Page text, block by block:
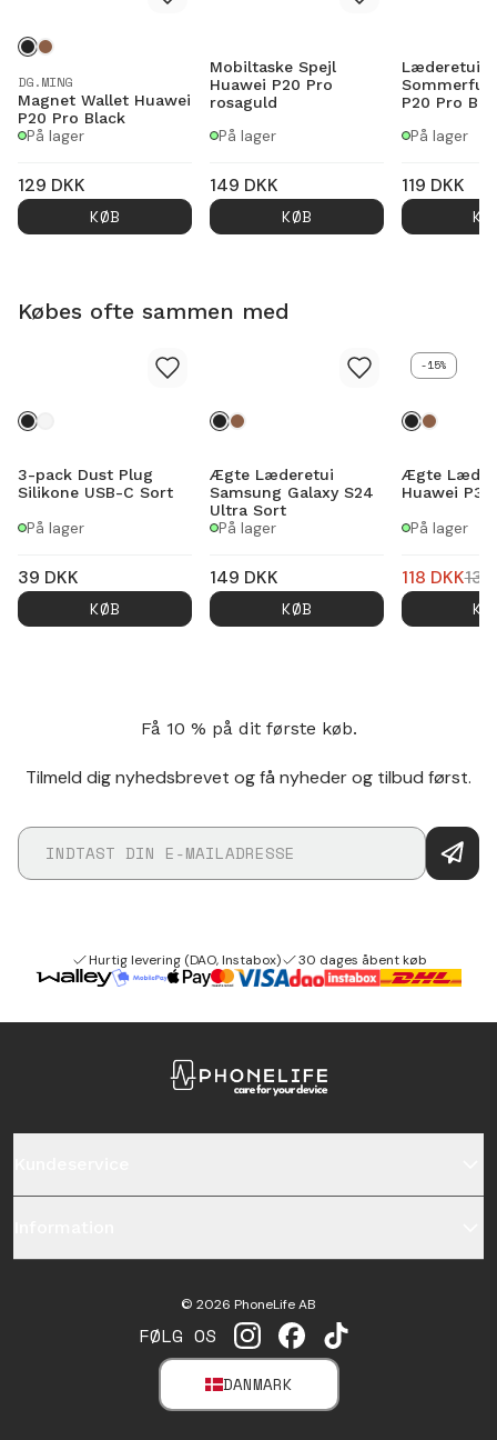
DG.MING
Magnet Wallet Huawei
P20 Pro Black
På lager
129 DKK
KØB
Mobiltaske Spejl
Huawei P20 Pro
rosaguld
På lager
149 DKK
KØB
Læderetui
P20 Pro Blå
På lager
119 DKK
Købes ofte sammen med
3-pack Dust Plug
Silikone USB-C Sort
På lager
39 DKK
KØB
Ægte Læderetui
Samsung Galaxy S24
Ultra Sort
På lager
149 DKK
KØB
-15%
Ægte
Huawei
På lager
118 DKK139
Få 10 % på dit første køb.
Tilmeld dig nyhedsbrevet og få nyheder og tilbud først.
Hurtig levering (DAO, Instabox) 30 dages åbent køb
FØLG OS INSTAGRAM
FACEBOOKTIKTOK
DANMARK
SELECT MARKET
© 2026 PhoneLife AB